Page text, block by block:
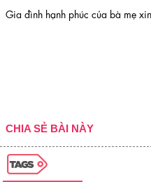
Gia đình hạnh phúc của bà mẹ
CHIA SẺ BÀI NÀY